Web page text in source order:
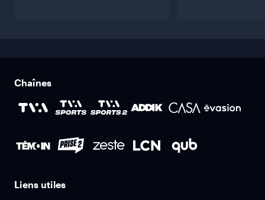
Chaînes
Liens utiles